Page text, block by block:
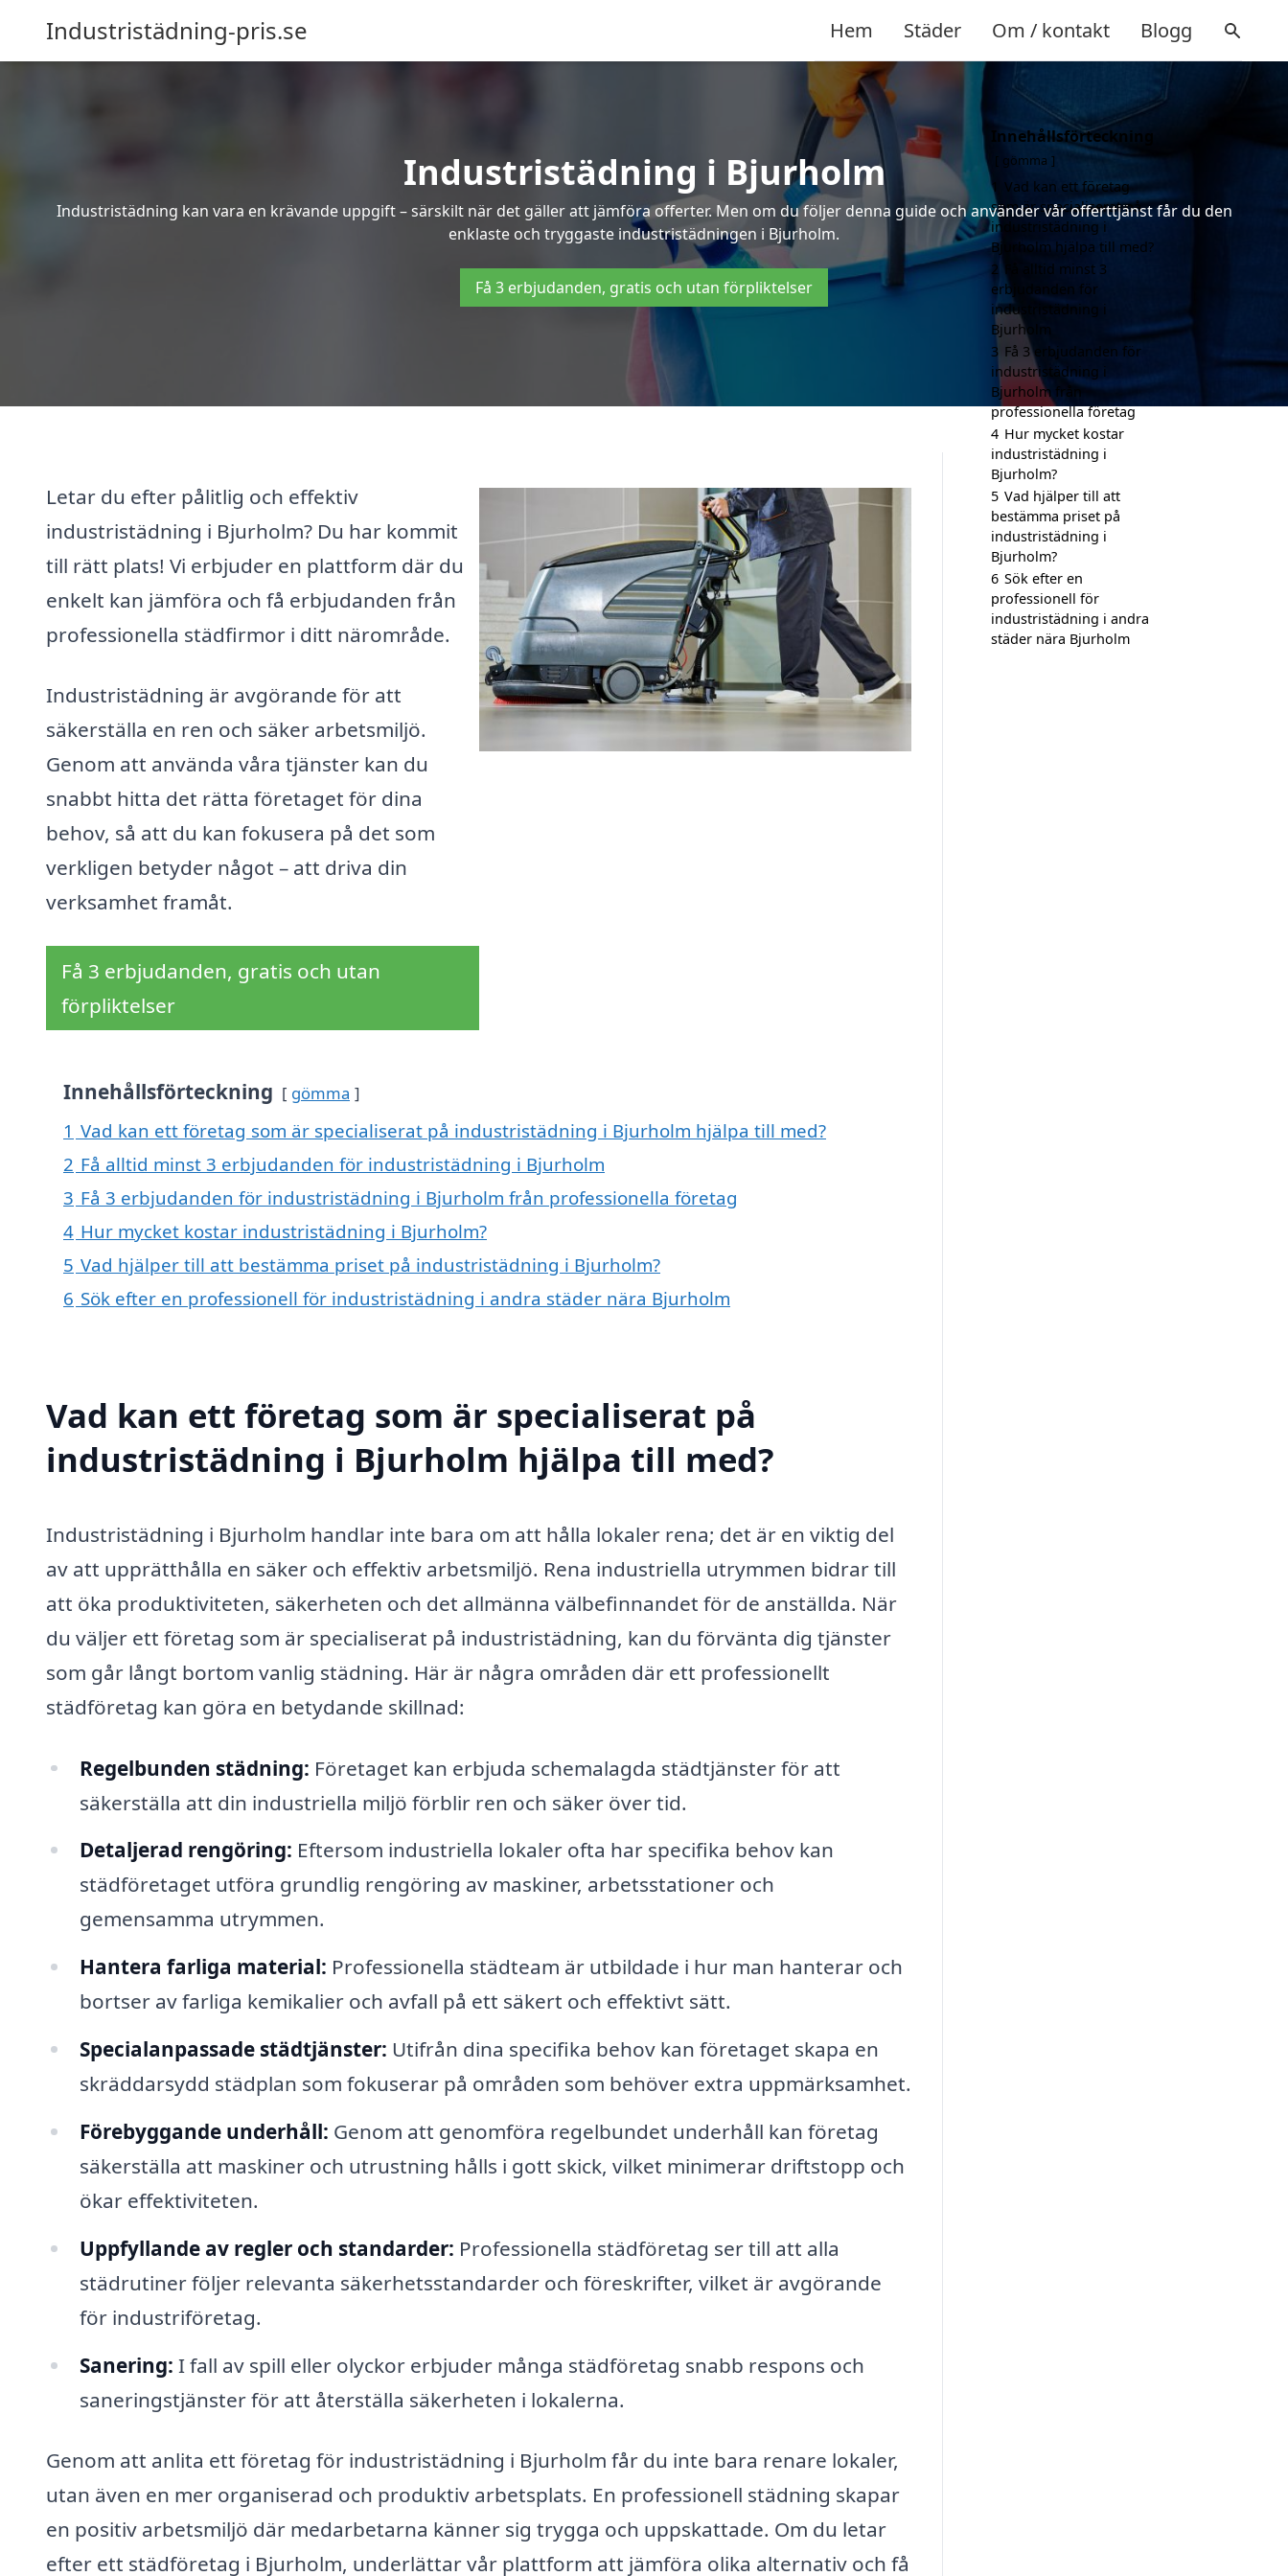
Industristädning-pris.se Hem Städer Om / kontakt Blogg
Industristädning i Bjurholm
Industristädning kan vara en krävande uppgift – särskilt när det gäller att jämföra offerter. Men om du följer denna guide och använder vår offerttjänst får du den
enklaste och tryggaste industristädningen i Bjurholm.
Få 3 erbjudanden, gratis och utan förpliktelser
Letar du efter pålitlig och effektiv
industristädning i Bjurholm? Du har kommit
till rätt plats! Vi erbjuder en plattform där du
enkelt kan jämföra och få erbjudanden från
professionella städfirmor i ditt närområde.
Industristädning är avgörande för att
säkerställa en ren och säker arbetsmiljö.
Genom att använda våra tjänster kan du
snabbt hitta det rätta företaget för dina
behov, så att du kan fokusera på det som
verkligen betyder något – att driva din
verksamhet framåt.
Få 3 erbjudanden, gratis och utan
förpliktelser
Innehållsförteckning gömma
1 Vad kan ett företag som är specialiserat på industristädning i Bjurholm hjälpa till med?
2 Få alltid minst 3 erbjudanden för industristädning i Bjurholm
3 Få 3 erbjudanden för industristädning i Bjurholm från professionella företag
4 Hur mycket kostar industristädning i Bjurholm?
5 Vad hjälper till att bestämma priset på industristädning i Bjurholm?
6 Sök efter en professionell för industristädning i andra städer nära Bjurholm
Vad kan ett företag som är specialiserat på
industristädning i Bjurholm hjälpa till med?
Industristädning i Bjurholm handlar inte bara om att hålla lokaler rena; det är en viktig del
av att upprätthålla en säker och effektiv arbetsmiljö. Rena industriella utrymmen bidrar till
att öka produktiviteten, säkerheten och det allmänna välbefinnandet för de anställda. När
du väljer ett företag som är specialiserat på industristädning, kan du förvänta dig tjänster
som går långt bortom vanlig städning. Här är några områden där ett professionellt
städföretag kan göra en betydande skillnad:
Regelbunden städning: Företaget kan erbjuda schemalagda städtjänster för att
säkerställa att din industriella miljö förblir ren och säker över tid.
Detaljerad rengöring: Eftersom industriella lokaler ofta har specifika behov kan
städföretaget utföra grundlig rengöring av maskiner, arbetsstationer och
gemensamma utrymmen.
Hantera farliga material: Professionella städteam är utbildade i hur man hanterar och
bortser av farliga kemikalier och avfall på ett säkert och effektivt sätt.
Specialanpassade städtjänster: Utifrån dina specifika behov kan företaget skapa en
skräddarsydd städplan som fokuserar på områden som behöver extra uppmärksamhet.
Förebyggande underhåll: Genom att genomföra regelbundet underhåll kan företag
säkerställa att maskiner och utrustning hålls i gott skick, vilket minimerar driftstopp och
ökar effektiviteten.
Uppfyllande av regler och standarder: Professionella städföretag ser till att alla
städrutiner följer relevanta säkerhetsstandarder och föreskrifter, vilket är avgörande
för industriföretag.
Sanering: I fall av spill eller olyckor erbjuder många städföretag snabb respons och
saneringstjänster för att återställa säkerheten i lokalerna.
Genom att anlita ett företag för industristädning i Bjurholm får du inte bara renare lokaler,
utan även en mer organiserad och produktiv arbetsplats. En professionell städning skapar
en positiv arbetsmiljö där medarbetarna känner sig trygga och uppskattade. Om du letar
efter ett städföretag i Bjurholm, underlättar vår plattform att jämföra olika alternativ och få
Innehållsförteckning
gömma
1 Vad kan ett företag
som är specialiserat på
industristädning i
Bjurholm hjälpa till med?
2 Få alltid minst 3
erbjudanden för
industristädning i
Bjurholm
3 Få 3 erbjudanden för
industristädning i
Bjurholm från
professionella företag
4 Hur mycket kostar
industristädning i
Bjurholm?
5 Vad hjälper till att
bestämma priset på
industristädning i
Bjurholm?
6 Sök efter en
professionell för
industristädning i andra
städer nära Bjurholm